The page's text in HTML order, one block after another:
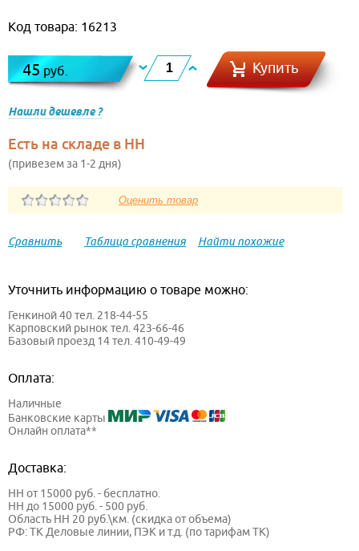
Код товара: 16213
45руб. Купить
Нашли дешевле ?
Есть на складе в НН
(привезем за 1-2 дня)
Сравнить Таблица сравнения Найти похожие
Уточнить информацию о товаре можно:
Генкиной 40 тел. 218-44-55
Карповский рынок тел. 423-66-46
Базовый проезд 14 тел. 410-49-49
Оплата:
Наличные
Банковские карты
Онлайн оплата**
Доставка:
НН от 15000 руб. - бесплатно.
НН до 15000 руб. - 500 руб.
Область НН 20 руб.\км. (скидка от объема)
РФ: ТК Деловые линии, ПЭК и т.д. (по тарифам ТК)